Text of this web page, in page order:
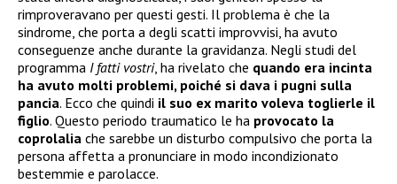
rimproveravano per questi gesti. Il problema è che la
sindrome, che porta a degli scatti improvvisi, ha avuto
conseguenze anche durante la gravidanza. Negli studi del
programma I fatti vostri, ha rivelato che quando era incinta
ha avuto molti problemi, poiché si dava i pugni sulla
pancia. Ecco che quindi il suo ex marito voleva toglierle il
figlio. Questo periodo traumatico le ha provocato la
coprolalia che sarebbe un disturbo compulsivo che porta la
persona affetta a pronunciare in modo incondizionato
bestemmie e parolacce.